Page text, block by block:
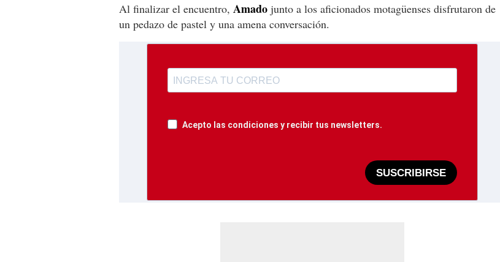
Al finalizar el encuentro, Amado junto a los aficionados motagüenses disfrutaron de
un pedazo de pastel y una amena conversación.
Acepto las condiciones y recibir tus newsletters.
SUSCRIBIRSE